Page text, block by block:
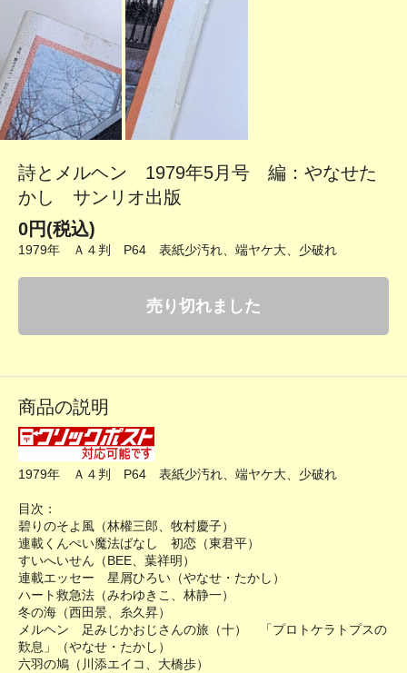
詩とメルヘン 1979年5月号 編：やなせた
かし サンリオ出版
0円(税込)
1979年 Ａ４判 P64 表紙少汚れ、端ヤケ大、少破れ
売り切れました
商品の説明
1979年 Ａ４判 P64 表紙少汚れ、端ヤケ大、少破れ
目次：
碧りのそよ風（林權三郎、牧村慶子）
連載くんぺい魔法ばなし 初恋（東君平）
すいへいせん（BEE、葉祥明）
連載エッセー 星屑ひろい（やなせ・たかし）
ハート救急法（みわゆきこ、林静一）
冬の海（西田景、糸久昇）
メルヘン 足みじかおじさんの旅（十） 「プロトケラトプスの
歎息」（やなせ・たかし）
六羽の鳩（川添エイコ、大橋歩）